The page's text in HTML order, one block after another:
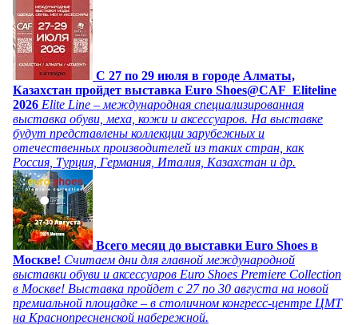
C 27 по 29 июля в городе Алматы,
Казахстан пройдет выставка Euro Shoes@CAF_Eliteline
2026 Elite Line – международная специализированная
выставка обуви, меха, кожи и аксессуаров. На выставке
будут представлены коллекции зарубежных и
отечественных производителей из таких стран, как
Россия, Турция, Германия, Италия, Казахстан и др.
Всего месяц до выставки Euro Shoes в
Москве! Считаем дни для главной международной
выставки обуви и аксессуаров Euro Shoes Premiere Collection
в Москве! Выставка пройдет с 27 по 30 августа на новой
премиальной площадке – в столичном конгресс-центре ЦМТ
на Краснопресненской набережной.